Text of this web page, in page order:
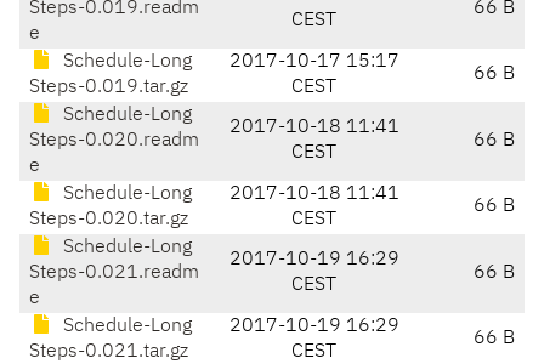
Steps-0.019.readm
e
CEST
66 B
Schedule-Long
Steps-0.019.tar.gz
2017-10-17 15:17
CEST
66 B
Schedule-Long
Steps-0.020.readm
e
2017-10-18 11:41
CEST
66 B
Schedule-Long
Steps-0.020.tar.gz
2017-10-18 11:41
CEST
66 B
Schedule-Long
Steps-0.021.readm
e
2017-10-19 16:29
CEST
66 B
Schedule-Long
Steps-0.021.tar.gz
2017-10-19 16:29
CEST
66 B